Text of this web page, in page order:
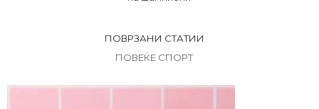
ПОВРЗАНИ СТАТИИ
ПОВЕЌЕ СПОРТ